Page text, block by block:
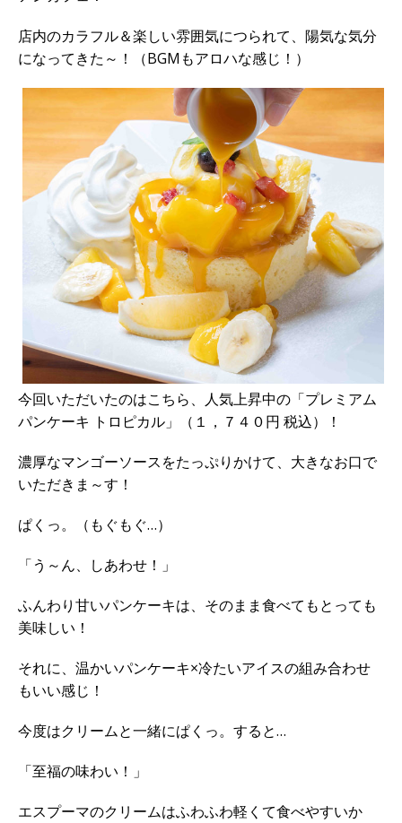
店内のカラフル＆楽しい雰囲気につられて、陽気な気分
になってきた～！（BGMもアロハな感じ！）
今回いただいたのはこちら、人気上昇中の「プレミアム
パンケーキ トロピカル」（１，７４０円 税込）！
濃厚なマンゴーソースをたっぷりかけて、大きなお口で
いただきま～す！
ぱくっ。（もぐもぐ…）
「う～ん、しあわせ！」
ふんわり甘いパンケーキは、そのまま食べてもとっても
美味しい！
それに、温かいパンケーキ×冷たいアイスの組み合わせ
もいい感じ！
今度はクリームと一緒にぱくっ。すると…
「至福の味わい！」
エスプーマのクリームはふわふわ軽くて食べやすいか